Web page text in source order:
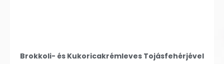
Brokkoli- és Kukoricakrémleves Tojásfehérjével